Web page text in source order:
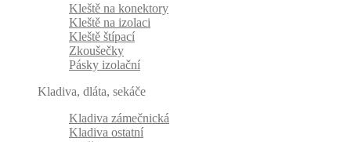
Kleště na konektory
Kleště na izolaci
Kleště štípací
Zkoušečky
Pásky izolační
Kladiva, dláta, sekáče
Kladiva zámečnická
Kladiva ostatní